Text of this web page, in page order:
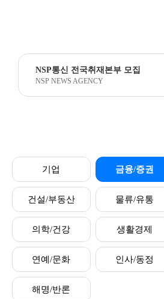
NSP통신 전국취재본부 모집
NSP NEWS AGENCY
기업 금융/증권
건설/부동산 물류/유통
의학/건강 생활경제
연예/문화 인사/동정
해명/반론